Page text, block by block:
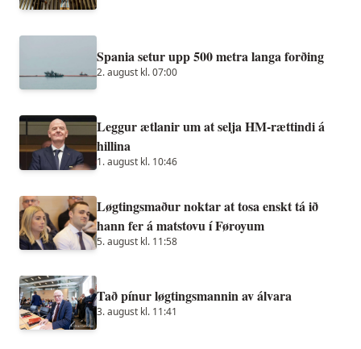
Spania setur upp 500 metra langa forðing
2. august kl. 07:00
Leggur ætlanir um at selja HM-rættindi á
hillina
1. august kl. 10:46
Løgtingsmaður noktar at tosa enskt tá ið
hann fer á matstovu í Føroyum
5. august kl. 11:58
Tað pínur løgtingsmannin av álvara
3. august kl. 11:41